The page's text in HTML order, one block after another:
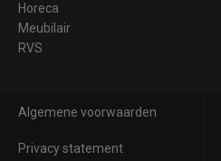
Horeca
Meubilair
RVS
Algemene voorwaarden
Privacy statement